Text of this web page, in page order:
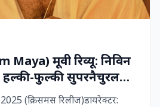
Maya) मूवी रिव्यू: निविन
फुल्की सुपरनैचुरल
छू जाती है
(क्रिसमस रिलीज)डायरेक्टर: